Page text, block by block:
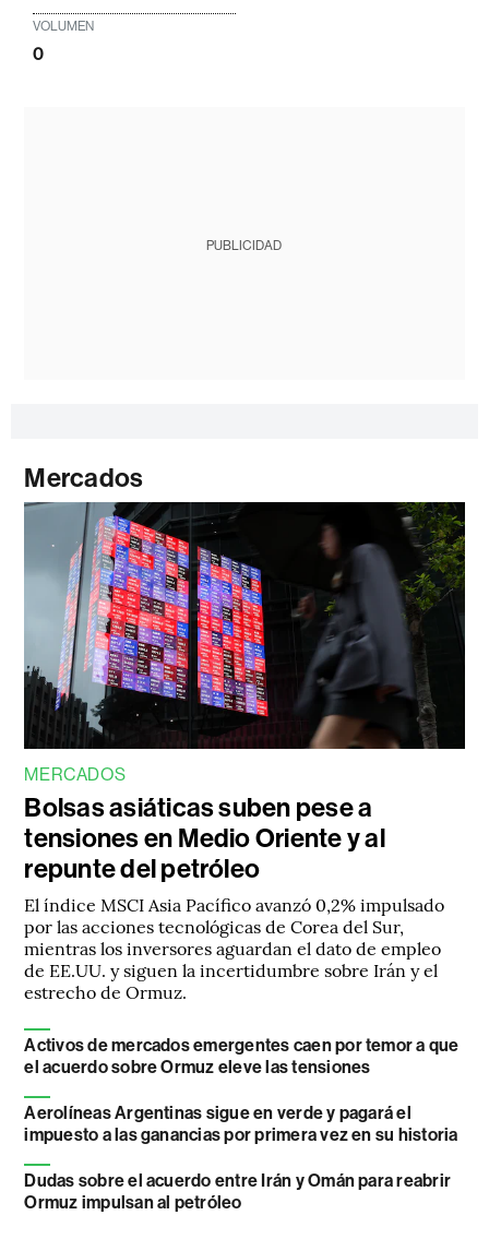
VOLUMEN
0
PUBLICIDAD
Mercados
MERCADOS
Bolsas asiáticas suben pese a
tensiones en Medio Oriente y al
repunte del petróleo
El índice MSCI Asia Pacífico avanzó 0,2% impulsado
por las acciones tecnológicas de Corea del Sur,
mientras los inversores aguardan el dato de empleo
de EE.UU. y siguen la incertidumbre sobre Irán y el
estrecho de Ormuz.
Activos de mercados emergentes caen por temor a que
el acuerdo sobre Ormuz eleve las tensiones
Aerolíneas Argentinas sigue en verde y pagará el
impuesto a las ganancias por primera vez en su historia
Dudas sobre el acuerdo entre Irán y Omán para reabrir
Ormuz impulsan al petróleo